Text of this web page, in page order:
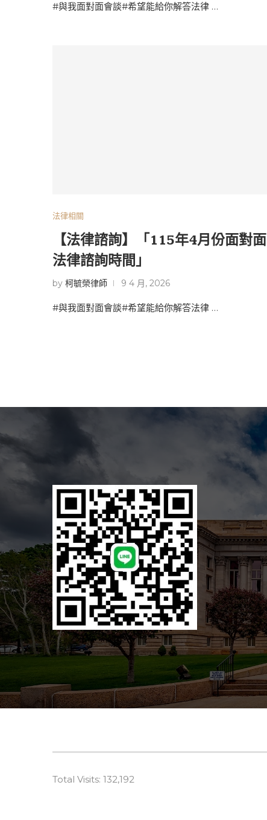
#與我面對面會談#希望能給你解答法律 …
法律相關
【法律諮詢】「115年4月份面對面
法律諮詢時間」
by 柯毓榮律師 9 4 月, 2026
#與我面對面會談#希望能給你解答法律 …
Total Visits: 132,192